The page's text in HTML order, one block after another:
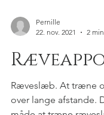
22. nov. 2021
2